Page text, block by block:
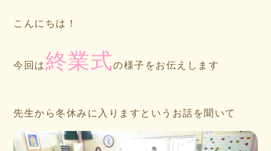
こんにちは！
今回は終業式の様子をお伝えします
先生から冬休みに入りますというお話を聞いて